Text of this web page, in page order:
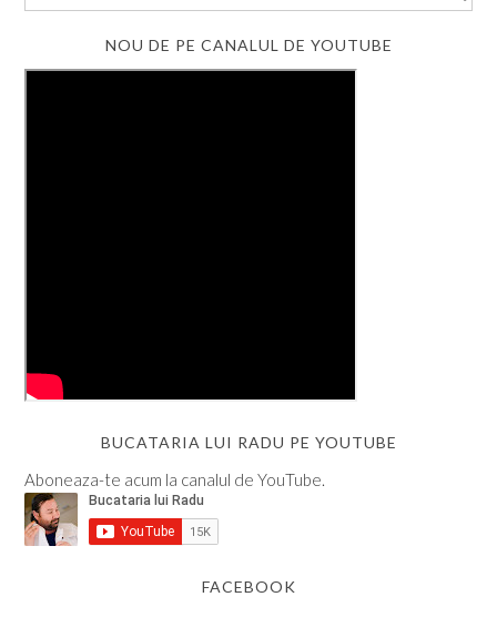
NOU DE PE CANALUL DE YOUTUBE
BUCATARIA LUI RADU PE YOUTUBE
Aboneaza-te acum la canalul de YouTube.
FACEBOOK